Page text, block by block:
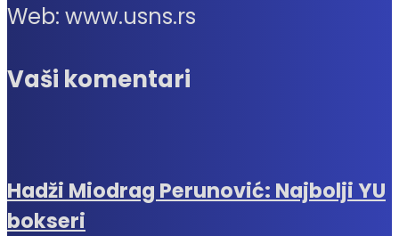
Web: www.usns.rs
Vaši komentari
Hadži Miodrag Perunović: Najbolji YU
bokseri